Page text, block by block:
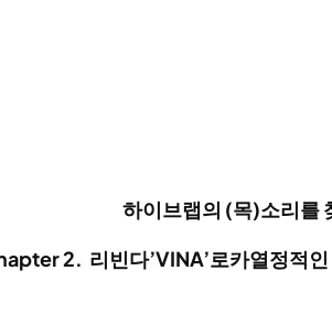
하이브랩의 (목)소리를
2. 리빈다’VINA’로카열정적